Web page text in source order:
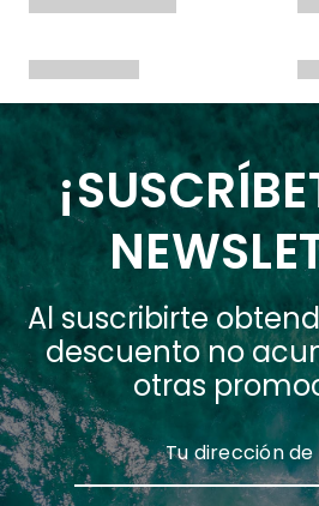
Al suscribirte
descuento no
otras